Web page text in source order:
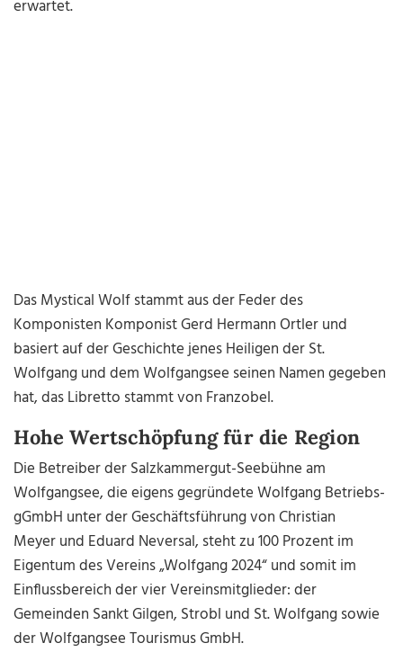
erwartet.
Das Mystical Wolf stammt aus der Feder des
Komponisten Komponist Gerd Hermann Ortler und
basiert auf der Geschichte jenes Heiligen der St.
Wolfgang und dem Wolfgangsee seinen Namen gegeben
hat, das Libretto stammt von Franzobel.
Hohe Wertschöpfung für die Region
Die Betreiber der Salzkammergut-Seebühne am
Wolfgangsee, die eigens gegründete Wolfgang Betriebs-
gGmbH unter der Geschäftsführung von Christian
Meyer und Eduard Neversal, steht zu 100 Prozent im
Eigentum des Vereins „Wolfgang 2024“ und somit im
Einflussbereich der vier Vereinsmitglieder: der
Gemeinden Sankt Gilgen, Strobl und St. Wolfgang sowie
der Wolfgangsee Tourismus GmbH.